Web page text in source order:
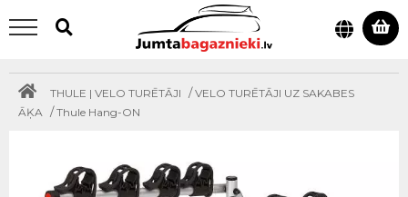
THULE | VELO TURĒTĀJI /VELO TURĒTĀJI UZ SAKABES
ĀĶA /Thule Hang-ON